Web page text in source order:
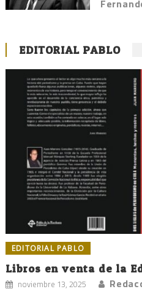
EDITORIAL PABLO
EDITORIAL PABLO
Libros en venta de la
noviembre 13, 2025